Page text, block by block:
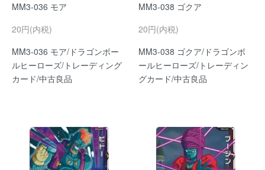
MM3-036 モア
20円(内税)
MM3-036 モア/ドラゴンボー
ルヒーローズ/トレーディング
カード/中古良品
MM3-038 ゴクア
20円(内税)
MM3-038 ゴクア/ドラゴンボ
ールヒーローズ/トレーディン
グカード/中古良品